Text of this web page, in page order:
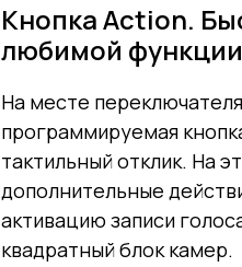
Кнопка Action.
любимой функции
На месте
программируемая
тактильный отклик. На
дополнительные
активацию записи
квадратный блок камер.